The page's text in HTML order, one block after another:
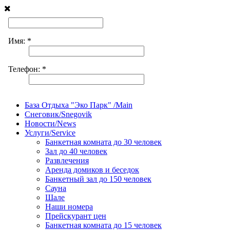
База Отдыха "Эко Парк" /Main
Снеговик/Snegovik
Новости/News
Услуги/Service
Банкетная комната до 30 человек
Зал до 40 человек
Развлечения
Аренда домиков и беседок
Банкетный зал до 150 человек
Сауна
Шале
Наши номера
Прейскурант цен
Банкетная комната до 15 человек